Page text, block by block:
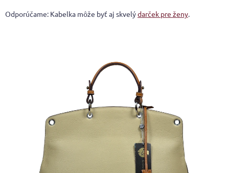
Odporúčame: Kabelka môže byť aj skvelýdarček pre ženy.